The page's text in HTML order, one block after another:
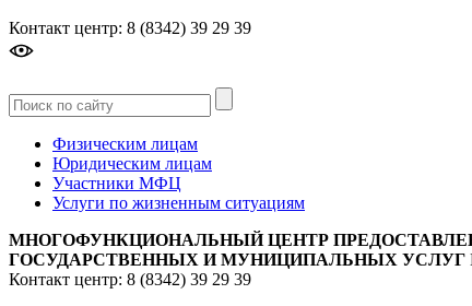
Контакт центр: 8 (8342) 39 29 39
Физическим лицам
Юридическим лицам
Участники МФЦ
Услуги по жизненным ситуациям
МНОГОФУНКЦИОНАЛЬНЫЙ ЦЕНТР
ГОСУДАРСТВЕННЫХ И МУНИЦИПАЛЬНЫХ УСЛУГ
Контакт центр: 8 (8342) 39 29 39